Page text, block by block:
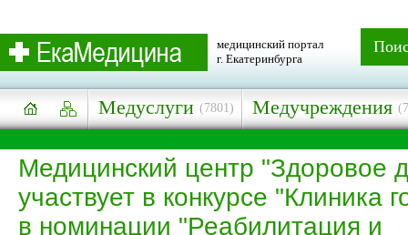
медицинский портал
г. Екатеринбурга
Медуслуги (7801) Медучреждения
Медицинский центр "Здоровое
участвует в конкурсе "Клиника
в номинации "Реабилитация и